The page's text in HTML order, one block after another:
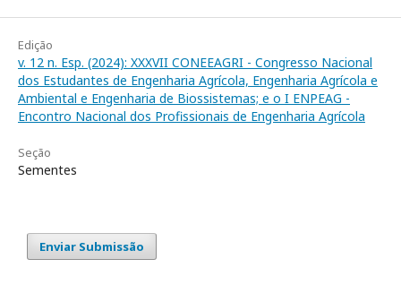
Edição
v. 12 n. Esp. (2024): XXXVII CONEEAGRI - Congresso Nacional
dos Estudantes de Engenharia Agrícola, Engenharia Agrícola e
Ambiental e Engenharia de Biossistemas; e o I ENPEAG -
Encontro Nacional dos Profissionais de Engenharia Agrícola
Seção
Sementes
Enviar Submissão